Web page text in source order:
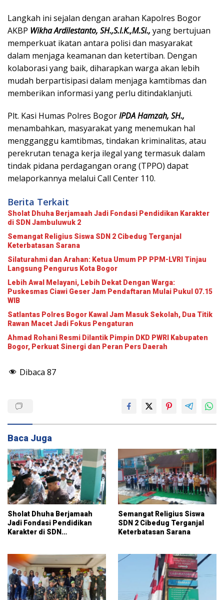
Langkah ini sejalan dengan arahan Kapolres Bogor
AKBP Wikha Ardilestanto, SH.,S.I.K.,M.Si., yang bertujuan
memperkuat ikatan antara polisi dan masyarakat
dalam menjaga keamanan dan ketertiban. Dengan
kolaborasi yang baik, diharapkan warga akan lebih
mudah berpartisipasi dalam menjaga kamtibmas dan
memberikan informasi yang perlu ditindaklanjuti.
Plt. Kasi Humas Polres BogorIPDA Hamzah, SH.,
menambahkan, masyarakat yang menemukan hal
mengganggu kamtibmas, tindakan kriminalitas, atau
perekrutan tenaga kerja ilegal yang termasuk dalam
tindak pidana perdagangan orang (TPPO) dapat
melaporkannya melalui Call Center 110.
Berita Terkait
Sholat Dhuha Berjamaah Jadi Fondasi Pendidikan Karakter
di SDN Jambuluwuk 2
Semangat Religius Siswa SDN 2 Cibedug Terganjal
Keterbatasan Sarana
Silaturahmi dan Arahan: Ketua Umum PP PPM-LVRI Tinjau
Lebih Awal Melayani, Lebih Dekat Dengan Warga:
Puskesmas Ciawi Geser Jam Pendaftaran Mulai Pukul 07.15
Satlantas Polres Bogor Kawal Jam Masuk Sekolah, Dua Titik
Rawan Macet Jadi Fokus Pengaturan
Ahmad Rohani Resmi Dilantik Pimpin DKD PWRI Kabupaten
Bogor, Perkuat Sinergi dan Peran Pers Daerah
Dibaca 87
Baca Juga
Sholat Dhuha Berjamaah
Jadi Fondasi Pendidikan
Karakter di SDN
Semangat Religius Siswa
SDN 2 Cibedug Terganjal
Keterbatasan Sarana